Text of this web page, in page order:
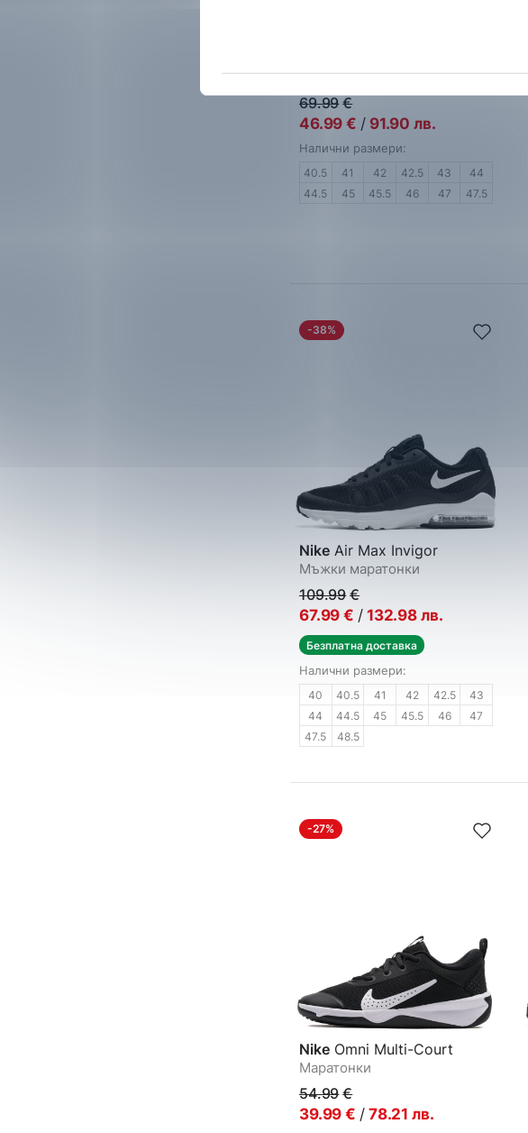
Мъжки маратонки
69.99 €
46.99 € / 91.90 лв.
Налични размери:
40.5 41 42 42.5 43
44
44.5
45 45.5 46 47 47.5
-38%
Nike Air Max Invigor
Мъжки маратонки
109.99 €
67.99 € / 132.98 лв.
Безплатна доставка
Налични размери:
40 40.5 41 42 42.5
43
44
44.5 45 45.5 46
47
47.5
48.5
-27%
Nike Omni Multi-Court
Маратонки
54.99 €
39.99 € / 78.21 лв.